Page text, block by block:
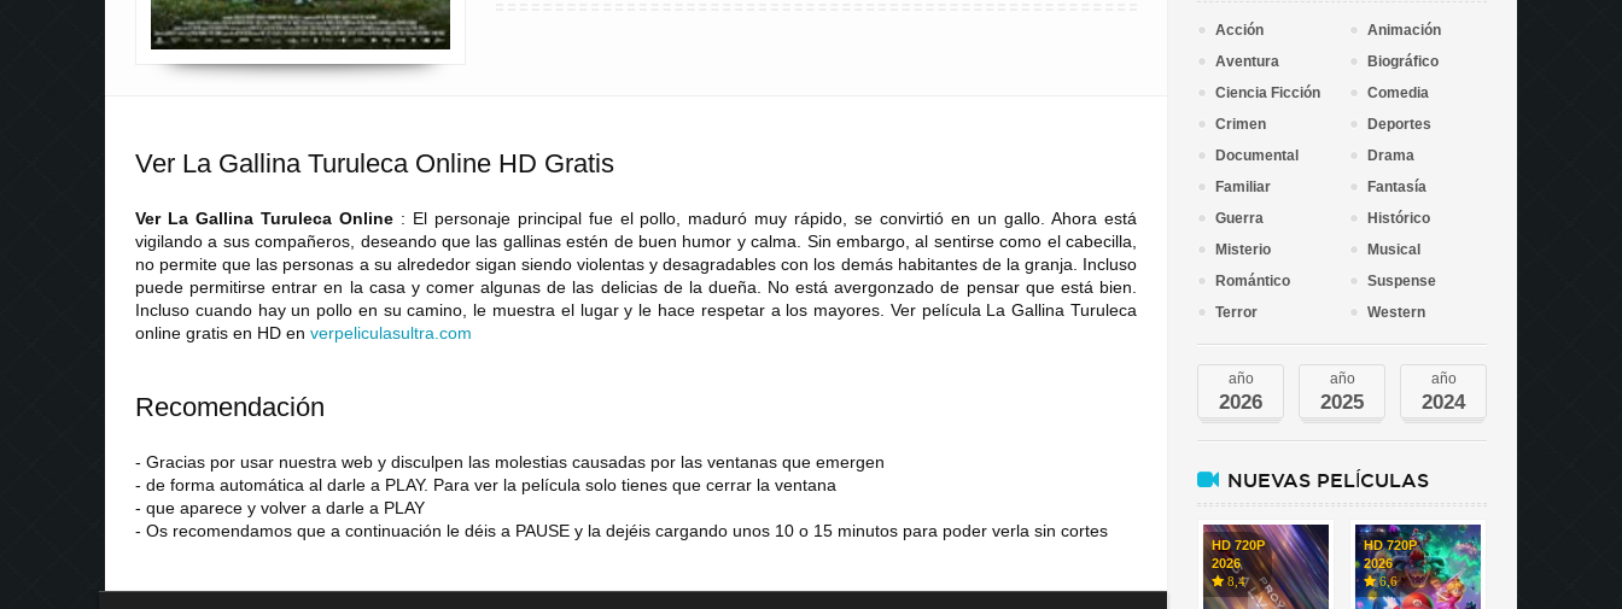
Ver La Gallina Turuleca Online HD Gratis
Ver La Gallina Turuleca Online : El personaje principal fue el pollo, maduró muy rápido, se convirtió en un gallo. Ahora está
vigilando a sus compañeros, deseando que las gallinas estén de buen humor y calma. Sin embargo, al sentirse como el cabecilla,
no permite que las personas a su alrededor sigan siendo violentas y desagradables con los demás habitantes de la granja. Incluso
puede permitirse entrar en la casa y comer algunas de las delicias de la dueña. No está avergonzado de pensar que está bien.
Incluso cuando hay un pollo en su camino, le muestra el lugar y le hace respetar a los mayores. Ver película La Gallina Turuleca
online gratis en HD en verpeliculasultra com
Recomendación
- Gracias por usar nuestra web y disculpen las molestias causadas por las ventanas que emergen
- de forma automática al darle a PLAY. Para ver la película solo tienes que cerrar la ventana
- que aparece y volver a darle a PLAY
- Os recomendamos que a continuación le déis a PAUSE y la dejéis cargando unos 10 o 15 minutos para poder verla sin cortes
Acción
Animación
Aventura
Biográfico
Ciencia Ficción
Comedia
Crimen
Deportes
Documental
Drama
Familiar
Fantasía
Guerra
Histórico
Misterio
Musical
Romántico
Suspense
Terror
Western
año
2026
año
2025
año
2024
NUEVAS PELÍCULAS
HD 720P
2026
8,4
HD 720P
2026
6,6